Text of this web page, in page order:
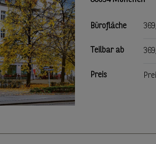
Bürofläche
Teilbar ab
Preis